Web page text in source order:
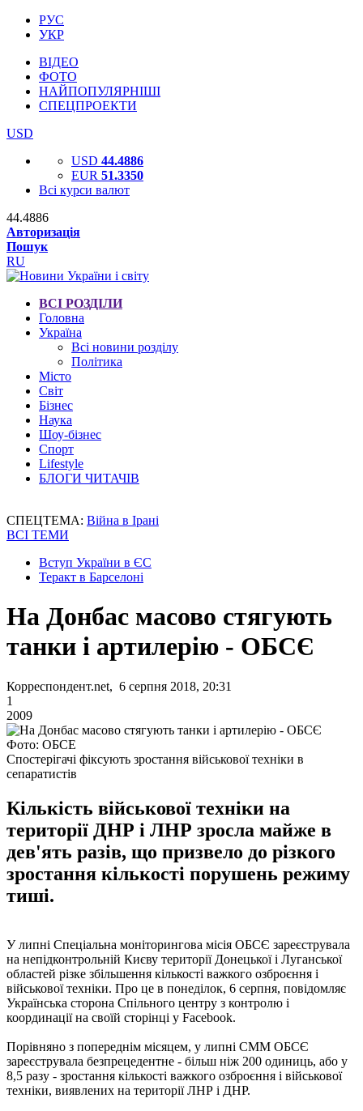
РУС
УКР
ВІДЕО
ФОТО
НАЙПОПУЛЯРНІШІ
СПЕЦПРОЕКТИ
USD
USD 44.4886
EUR 51.3350
Всі курси валют
44.4886
Авторизація
Пошук
RU
ВСІ РОЗДІЛИ
Головна
Україна
Всі новини розділу
Політика
Місто
Світ
Бізнес
Наука
Шоу-бізнес
Спорт
Lifestyle
БЛОГИ ЧИТАЧІВ
СПЕЦТЕМА: Війна в Ірані
ВСІ ТЕМИ
Вступ України в ЄС
Теракт в Барселоні
На Донбас масово стягують
танки і артилерію - ОБСЄ
Корреспондент.net, 6 серпня 2018, 20:31
1
2009
Фото: ОБСЕ
Спостерігачі фіксують зростання військової техніки в
сепаратистів
Кількість військової техніки на
території ДНР і ЛНР зросла майже в
дев'ять разів, що призвело до різкого
зростання кількості порушень режиму
тиші.
У липні Спеціальна моніторингова місія ОБСЄ зареєструвала
на непідконтрольній Києву території Донецької і Луганської
областей різке збільшення кількості важкого озброєння і
військової техніки. Про це в понеділок, 6 серпня, повідомляє
Українська сторона Спільного центру з контролю і
координації на своїй сторінці у Facebook.
Порівняно з попереднім місяцем, у липні СММ ОБСЄ
зареєструвала безпрецедентне - більш ніж 200 одиниць, або у
8,5 разу - зростання кількості важкого озброєння і військової
техніки, виявлених на території ЛНР і ДНР.